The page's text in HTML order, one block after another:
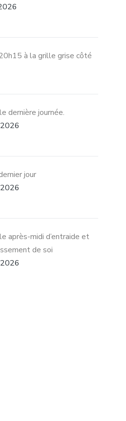
à la grille grise côté
dernière journée.
jour
après-midi d’entraide et
de soi